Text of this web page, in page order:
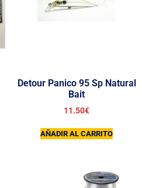
Detour Panico 95 Sp Natural
Bait
11.50€
AÑADIR AL CARRITO